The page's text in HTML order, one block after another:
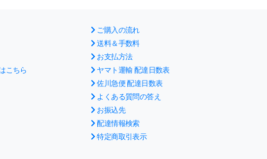
こちら
ご購入の流れ
送料＆手数料
お支払方法
ヤマト運輸 配達日数表
佐川急便 配達日数表
よくある質問の答え
お振込先
配達情報検索
特定商取引表示